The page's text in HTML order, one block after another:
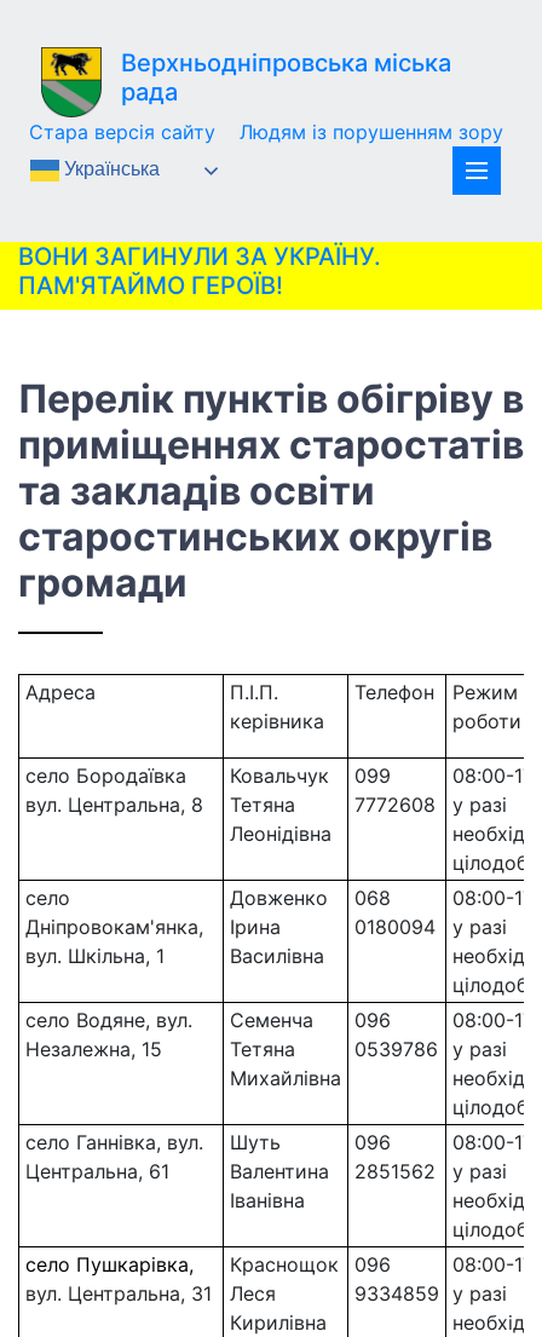
Верхньодніпровська міська
рада
Стара версія сайту Людям із порушенням зору
Українська
ВОНИ ЗАГИНУЛИ ЗА УКРАЇНУ.
ПАМ'ЯТАЙМО ГЕРОЇВ!
Перелік пунктів обігріву в
приміщеннях старостатів
та закладів освіти
старостинських округів
громади
Адреса
П.І.П.
керівника
Телефон
Режим
роботи
село Бородаївка
вул. Центральна, 8
Ковальчук
Тетяна
Леонідівна
099
7772608
08:00-
у разі
село
Дніпровокам'янка,
вул. Шкільна, 1
Довженко
Ірина
Василівна
068
0180094
08:00-
у разі
село Водяне, вул.
Незалежна, 15
Семенча
Тетяна
Михайлівна
096
0539786
08:00-
у разі
село Ганнівка, вул.
Центральна, 61
Шуть
Валентина
Іванівна
096
2851562
08:00-
у разі
село Пушкарівка,
вул. Центральна, 31
Краснощок
Леся
Кирилівна
096
9334859
08:00-
у разі